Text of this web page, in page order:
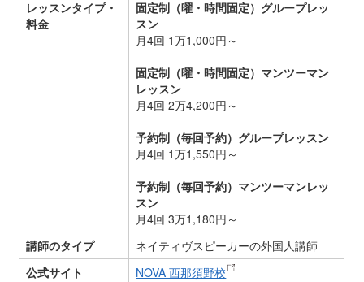
レッスンタイプ・
料金
固定制（曜・時間固定）グループレッ
スン
月4回 1万1,000円～
固定制（曜・時間固定）マンツーマン
レッスン
月4回 2万4,200円～
予約制（毎回予約）グループレッスン
月4回 1万1,550円～
予約制（毎回予約）マンツーマンレッ
スン
月4回 3万1,180円～
講師のタイプ
ネイティヴスピーカーの外国人講師
公式サイト
NOVA 西那須野校